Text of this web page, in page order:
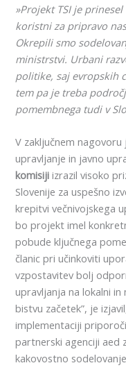
»Projekt TSI je
koristni za pripravo
Okrepili smo
ministrstvi. Urbani
politike, saj evropskih
tem pa je treba
pomembnega tudi v
V zaključnem nagovoru
upravljanje in javno
komisijiizrazil visoko
Slovenije za uspešno
krepitvi večnivojskega
bo projekt imel
pobude ključnega
članic pri učinkoviti
vzpostavitev bolj
upravljanja na lokalni in
bistvu začetek”, je
implementaciji
partnerski agenciji aed
kakovostno